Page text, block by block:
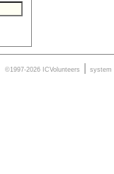
©1997-2026 ICVolunteers system